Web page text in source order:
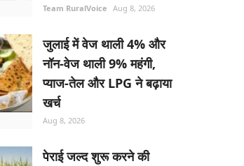
Team RuralVoice Aug 8, 2026
जुलाई में वेज थाली 4% और
नॉन-वेज थाली 9% महंगी,
प्याज-तेल और LPG ने बढ़ाया
खर्च
Aug 8, 2026
पेराई जल्द शुरू करने की